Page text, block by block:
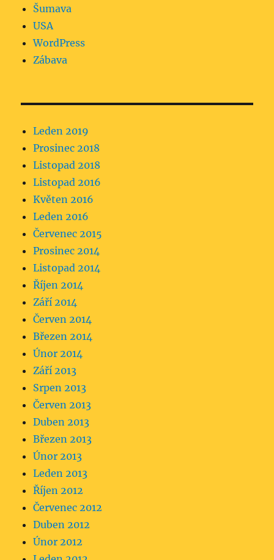
Šumava
USA
WordPress
Zábava
Leden 2019
Prosinec 2018
Listopad 2018
Listopad 2016
Květen 2016
Leden 2016
Červenec 2015
Prosinec 2014
Listopad 2014
Říjen 2014
Září 2014
Červen 2014
Březen 2014
Únor 2014
Září 2013
Srpen 2013
Červen 2013
Duben 2013
Březen 2013
Únor 2013
Leden 2013
Říjen 2012
Červenec 2012
Duben 2012
Únor 2012